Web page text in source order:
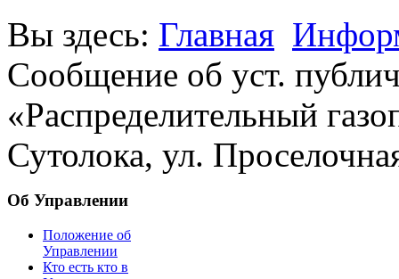
Вы здесь: Главная
Сообщение об уст.
«Распределительный
Сутолока, ул.
Об Управлении
Положение об
Управлении
Кто есть кто в